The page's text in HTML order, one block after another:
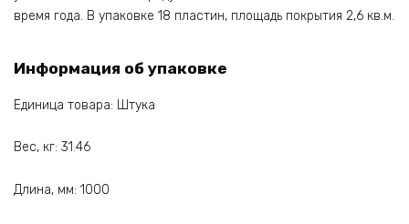
время года. В упаковке 18 пластин, площадь покрытия 2,6 кв.м.
Информация об упаковке
Единица товара: Штука
Вес, кг: 31.46
Длина, мм: 1000